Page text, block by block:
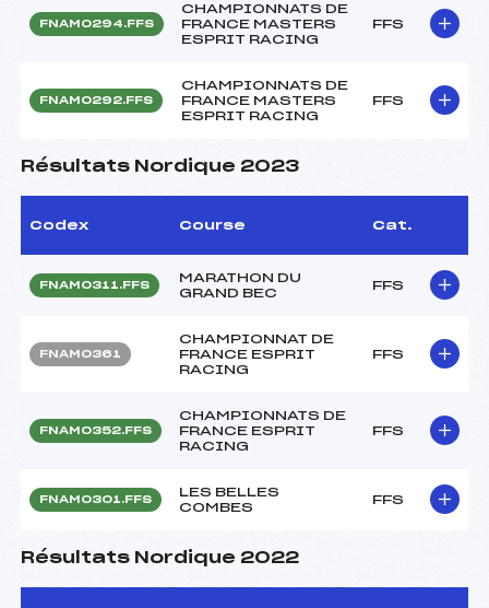
FNAM0294.FFS
CHAMPIONNATS DE
FRANCE MASTERS
ESPRIT RACING
FFS
FNAM0292.FFS
CHAMPIONNATS DE
FRANCE MASTERS
ESPRIT RACING
FFS
Résultats Nordique 2023
Codex Course Cat.
FNAM0311.FFS
MARATHON DU
GRAND BEC
FFS
FNAM0361
CHAMPIONNAT DE
FRANCE ESPRIT
RACING
FFS
FNAM0352.FFS
CHAMPIONNATS DE
FRANCE ESPRIT
RACING
FFS
FNAM0301.FFS
LES BELLES
COMBES
FFS
Résultats Nordique 2022